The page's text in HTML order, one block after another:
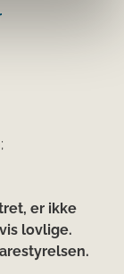
er ikke
lovlige.